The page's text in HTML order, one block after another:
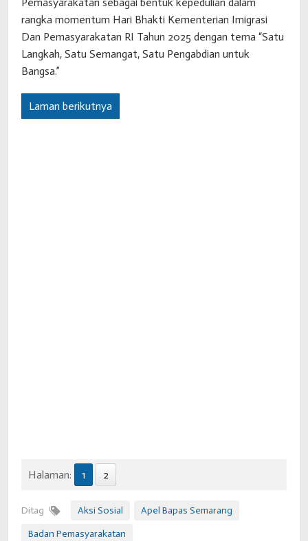
rangka momentum Hari Bhakti Kementerian Imigrasi
Dan Pemasyarakatan RI Tahun 2025 dengan tema “Satu
Langkah, Satu Semangat, Satu Pengabdian untuk
Bangsa.”
Laman berikutnya
Halaman: 1 2
Ditag Aksi Sosial
Apel Bapas Semarang
Badan Pemasyarakatan